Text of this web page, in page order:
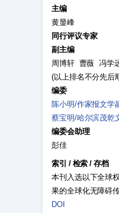
主编
黄显峰
同行评议专家
副主编
周博轩 曹薇 冯学
(以上排名不分先后
编委
陈小明/作家报文学
蔡宝明/哈尔滨茂乾
编委会助理
彭佳
索引 / 检索 /存档
本刊入选以下全球
果的全球化无障碍传
DOI